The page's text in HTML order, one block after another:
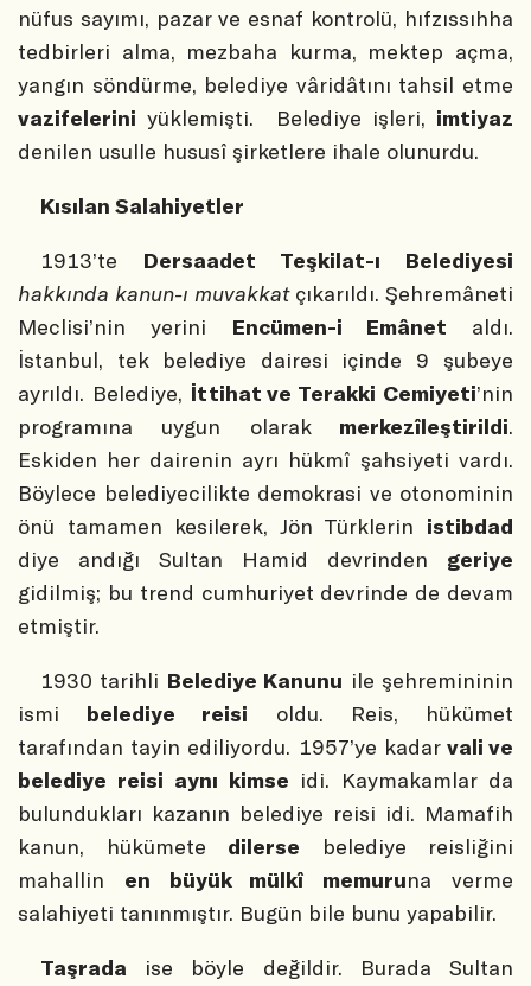
nüfus sayımı, pazar ve esnaf kontrolü, hıfzıssıhha
tedbirleri alma, mezbaha kurma, mektep açma,
yangın söndürme, belediye vâridâtını tahsil etme
vazifelerini yüklemişti. Belediye işleri, imtiyaz
denilen usulle hususî şirketlere ihale olunurdu.
Kısılan Salahiyetler
1913’te Dersaadet Teşkilat-ı Belediyesi
hakkında kanun-ı muvakkatçıkarıldı. Şehremâneti
Meclisi’nin yerini Encümen-i Emânet aldı.
İstanbul, tek belediye dairesi içinde 9 şubeye
ayrıldı. Belediye, İttihat ve Terakki Cemiyeti’nin
programına uygun olarak merkezîleştirildi.
Eskiden her dairenin ayrı hükmî şahsiyeti vardı.
Böylece belediyecilikte demokrasi ve otonominin
önü tamamen kesilerek, Jön Türklerin istibdad
diye andığı Sultan Hamid devrinden geriye
gidilmiş; bu trend cumhuriyet devrinde de devam
etmiştir.
1930 tarihli Belediye Kanunu ile şehremininin
ismi belediye reisi oldu. Reis, hükümet
tarafından tayin ediliyordu. 1957’ye kadar vali ve
belediye reisi aynı kimse idi. Kaymakamlar da
bulundukları kazanın belediye reisi idi. Mamafih
kanun, hükümete dilerse belediye reisliğini
mahallin en büyük mülkî memuruna verme
salahiyeti tanınmıştır. Bugün bile bunu yapabilir.
Taşrada ise böyle değildir. Burada Sultan